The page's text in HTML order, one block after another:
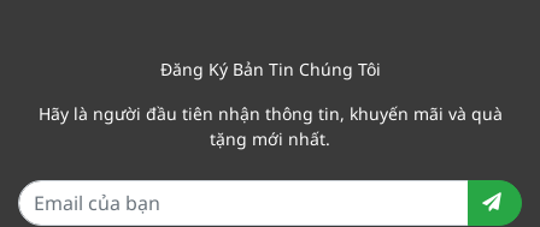
Đăng Ký Bản Tin Chúng Tôi
Hãy là người đầu tiên nhận thông tin, khuyến mãi và quà
tặng mới nhất.